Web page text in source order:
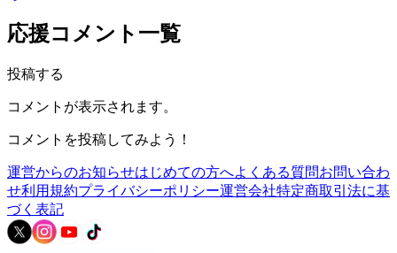
応援コメント一覧
投稿する
コメントが表示されます。
コメントを投稿してみよう！
運営からのお知らせはじめての方へよくある質問お問い合わ
せ利用規約プライバシーポリシー運営会社特定商取引法に基
づく表記